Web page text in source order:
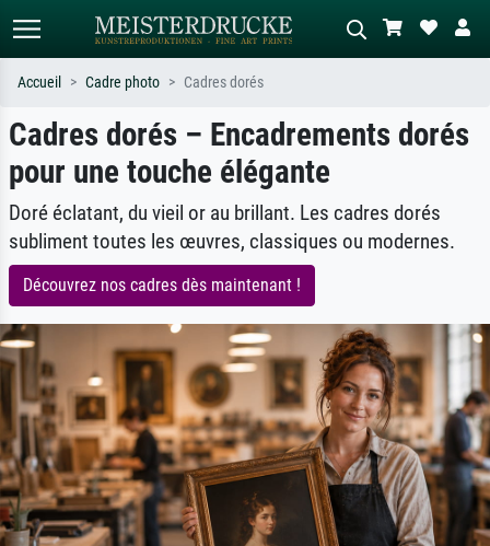
Recherche standard Recherche d'images IA
Recherchez par artiste, titre ou style –
ex. Monet, Nuit étoilée,
impressionnisme, vague de Hokusai,
nu.
Décrivez la scène – ex. prairie verte,
abstrait avec beaucoup de rouge,
tableau sombre, nu debout près d'un
arbre.
Accueil Cadre photo Cadres dorés
Cadres dorés – Encadrements dorés
pour une touche élégante
Doré éclatant, du vieil or au brillant. Les cadres dorés
subliment toutes les œuvres, classiques ou modernes.
Découvrez nos cadres dès maintenant !